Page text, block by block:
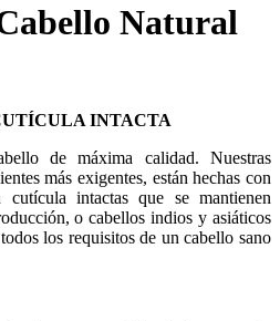
Natural
INTACTA
de máxima calidad. Nuestras
más exigentes, están hechas con
intactas que se mantienen
o cabellos indios y asiáticos
los requisitos de un cabello sano